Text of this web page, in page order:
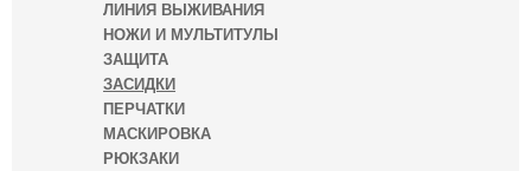
ЛИНИЯ ВЫЖИВАНИЯ
НОЖИ И МУЛЬТИТУЛЫ
ЗАЩИТА
ЗАСИДКИ
ПЕРЧАТКИ
МАСКИРОВКА
РЮКЗАКИ